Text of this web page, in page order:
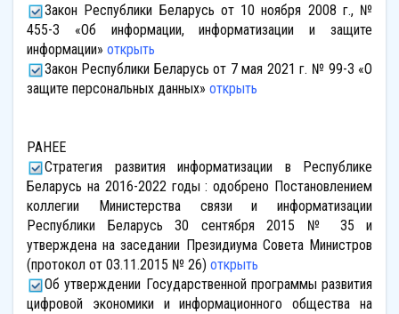
Закон Республики Беларусь от 10 ноября 2008 г., №
455-З «Об информации, информатизации и защите
информации» открыть
Закон Республики Беларусь от 7 мая 2021 г. № 99-З «О
защите персональных данных» открыть
РАНЕЕ
Стратегия развития информатизации в Республике
Беларусь на 2016-2022 годы : одобрено Постановлением
коллегии Министерства связи и информатизации
Республики Беларусь 30 сентября 2015 № 35 и
утверждена на заседании Президиума Совета Министров
(протокол от 03.11.2015 № 26) открыть
Об утверждении Государственной программы развития
цифровой экономики и информационного общества на